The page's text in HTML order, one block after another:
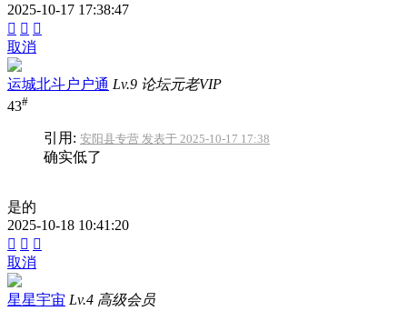
2025-10-17 17:38:47
  
取消
运城北斗户户通 Lv.9 论坛元老VIP
43#
引用: 安阳县专营 发表于 2025-10-17 17:38
确实低了
是的
2025-10-18 10:41:20
  
取消
星星宇宙 Lv.4 高级会员